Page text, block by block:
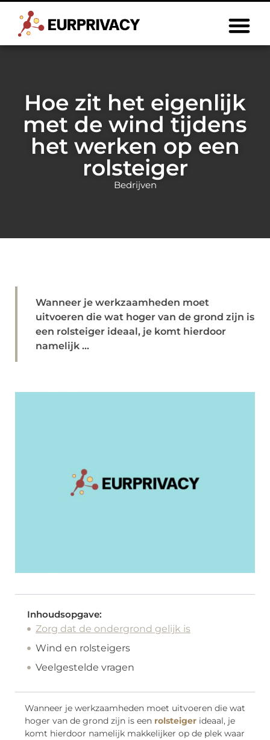
Hoe zit het eigenlijk
met de wind tijdens
het werken op een
rolsteiger
Bedrijven
Wanneer je werkzaamheden moet
uitvoeren die wat hoger van de grond zijn is
een rolsteiger ideaal, je komt hierdoor
namelijk ...
Inhoudsopgave:
Zorg dat de ondergrond gelijk is
Wind en rolsteigers
Veelgestelde vragen
Wanneer je werkzaamheden moet uitvoeren die wat
hoger van de grond zijn is een rolsteiger ideaal, je
komt hierdoor namelijk makkelijker op de plek waar